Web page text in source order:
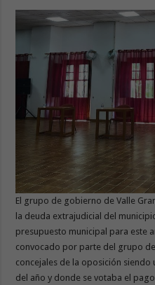
El grupo de gobierno de Valle
la deuda extrajudicial del
presupuesto municipal para este
convocado por parte del grupo
concejales de la oposición
del año y donde se votaba el